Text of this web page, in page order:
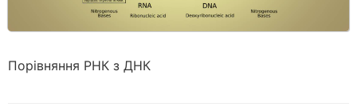
Порівняння РНК з ДНК